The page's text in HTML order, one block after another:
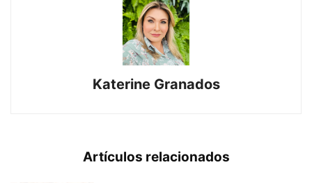
Katerine Granados
Artículos relacionados